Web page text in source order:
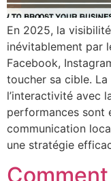
En 2025, la
inévitablement par
Facebook,
toucher sa cible.
l’interactivité avec
performances sont
communication
une stratégie